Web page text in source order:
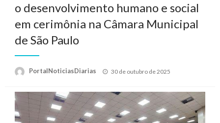
o desenvolvimento humano e social
em cerimônia na Câmara Municipal
de São Paulo
PortalNoticiasDiarias
Posted
30 de outubro de 2025